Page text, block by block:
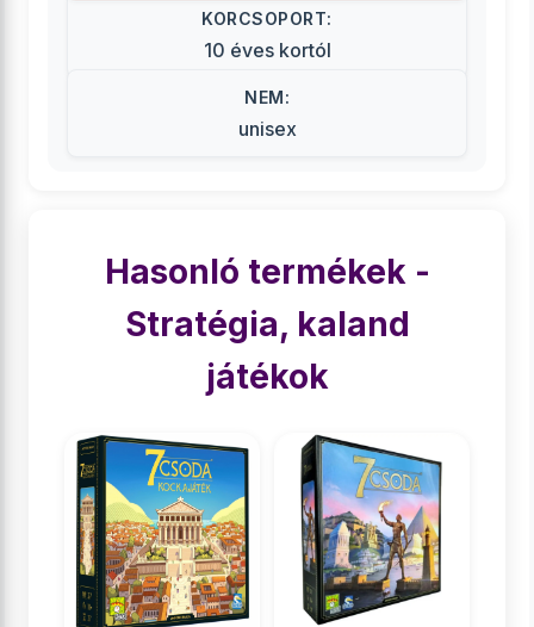
KORCSOPORT:
10 éves kortól
NEM:
unisex
Hasonló termékek -
Stratégia, kaland
játékok